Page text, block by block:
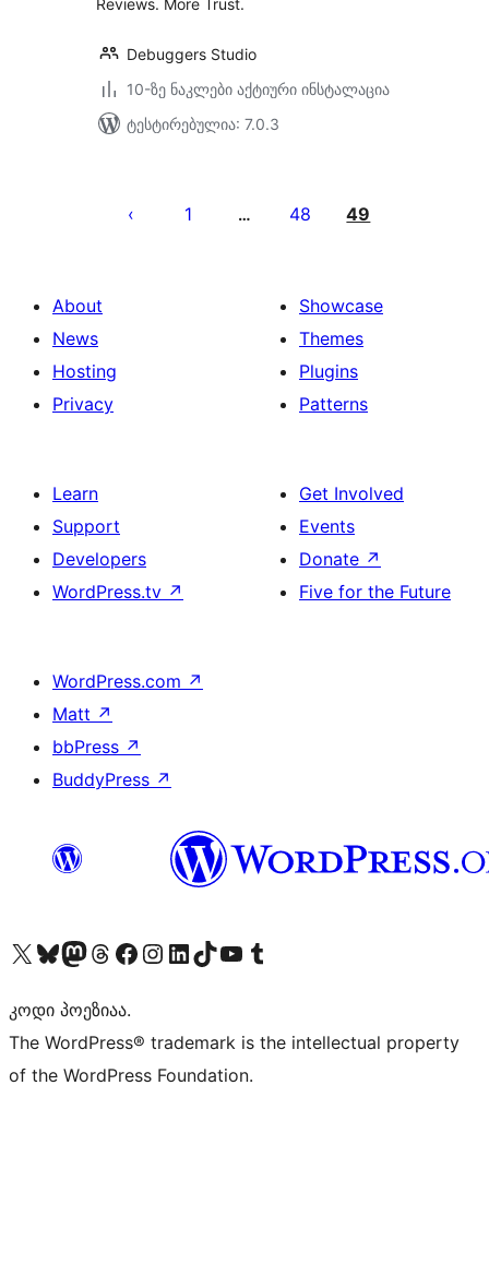
Reviews. More Trust.
Debuggers Studio
10-ზე ნაკლები აქტიური ინსტალაცია
ტესტირებულია: 7.0.3
გვერდებათ
1 … 48 49
About
News
Hosting
Privacy
Showcase
Themes
Plugins
Patterns
Learn
Support
Developers
WordPress.tv ↗
Get Involved
Events
Donate ↗
Five for the Future
WordPress.com ↗
Matt ↗
bbPress ↗
BuddyPress ↗
Visit our X (formerly Twitter) account
Visit our Bluesky account
Visit our Mastodon account
Visit our Threads account
Visit our Facebook page
Visit our Instagram account
Visit our LinkedIn account
Visit our TikTok account
Visit our YouTube channel
Visit our Tumblr account
კოდი პოეზიაა.
The WordPress® trademark is the intellectual property
of the WordPress Foundation.